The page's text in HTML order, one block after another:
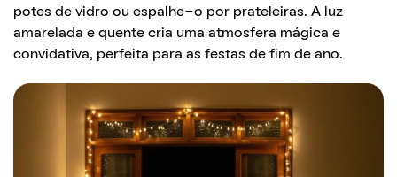
potes de vidro ou espalhe-o por prateleiras. A luz
amarelada e quente cria uma atmosfera mágica e
convidativa, perfeita para as festas de fim de ano.